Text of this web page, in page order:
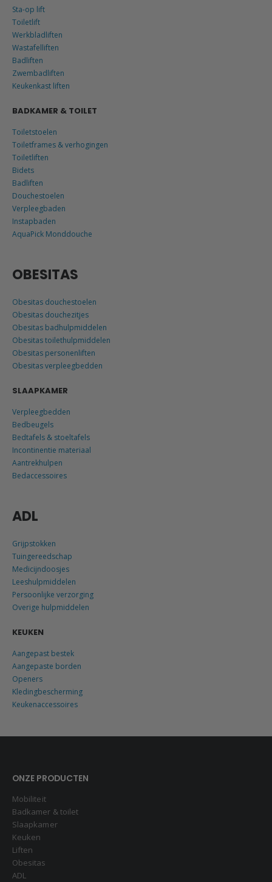
Sta-op lift
Toiletlift
Werkbladliften
Wastafelliften
Badliften
Zwembadliften
Keukenkast liften
BADKAMER & TOILET
Toiletstoelen
Toiletframes & verhogingen
Toiletliften
Bidets
Badliften
Douchestoelen
Verpleegbaden
Instapbaden
AquaPick Monddouche
OBESITAS
Obesitas douchestoelen
Obesitas douchezitjes
Obesitas badhulpmiddelen
Obesitas toilethulpmiddelen
Obesitas personenliften
Obesitas verpleegbedden
SLAAPKAMER
Verpleegbedden
Bedbeugels
Bedtafels & stoeltafels
Incontinentie materiaal
Aantrekhulpen
Bedaccessoires
ADL
Grijpstokken
Tuingereedschap
Medicijndoosjes
Leeshulpmiddelen
Persoonlijke verzorging
Overige hulpmiddelen
KEUKEN
Aangepast bestek
Aangepaste borden
Openers
Kledingbescherming
Keukenaccessoires
ONZE PRODUCTEN
Mobiliteit
Badkamer & toilet
Slaapkamer
Keuken
Liften
Obesitas
ADL